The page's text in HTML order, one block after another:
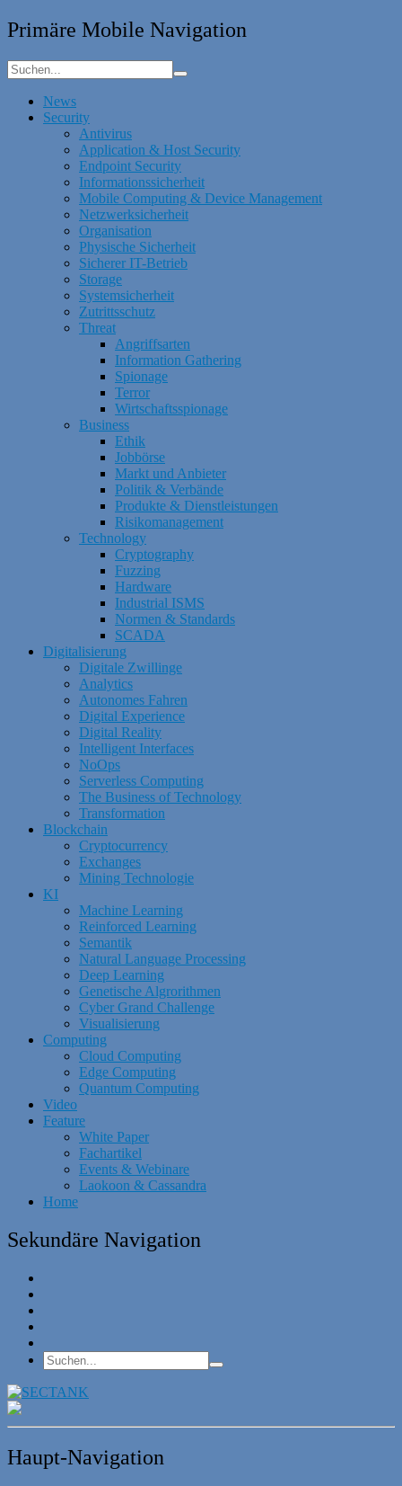
Primäre Mobile Navigation
News
Security
Antivirus
Application & Host Security
Endpoint Security
Informationssicherheit
Mobile Computing & Device Management
Netzwerksicherheit
Organisation
Physische Sicherheit
Sicherer IT-Betrieb
Storage
Systemsicherheit
Zutrittsschutz
Threat
Angriffsarten
Information Gathering
Spionage
Terror
Wirtschaftsspionage
Business
Ethik
Jobbörse
Markt und Anbieter
Politik & Verbände
Produkte & Dienstleistungen
Risikomanagement
Technology
Cryptography
Fuzzing
Hardware
Industrial ISMS
Normen & Standards
SCADA
Digitalisierung
Digitale Zwillinge
Analytics
Autonomes Fahren
Digital Experience
Digital Reality
Intelligent Interfaces
NoOps
Serverless Computing
The Business of Technology
Transformation
Blockchain
Cryptocurrency
Exchanges
Mining Technologie
KI
Machine Learning
Reinforced Learning
Semantik
Natural Language Processing
Deep Learning
Genetische Algrorithmen
Cyber Grand Challenge
Visualisierung
Computing
Cloud Computing
Edge Computing
Quantum Computing
Video
Feature
White Paper
Fachartikel
Events & Webinare
Laokoon & Cassandra
Home
Sekundäre Navigation
Haupt-Navigation